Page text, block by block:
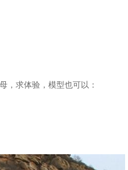
，求体验，模型也可以：